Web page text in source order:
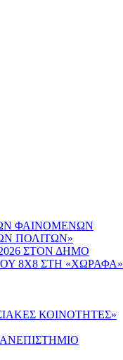
ΦΑΙΝΟΜΕΝΩΝ
ΠΟΛΙΤΩΝ»
ΣΤΟΝ ΔΗΜΟ
8Χ8 ΣΤΗ «ΧΩΡΑΦΑ»
ΚΟΙΝΟΤΗΤΕΣ»